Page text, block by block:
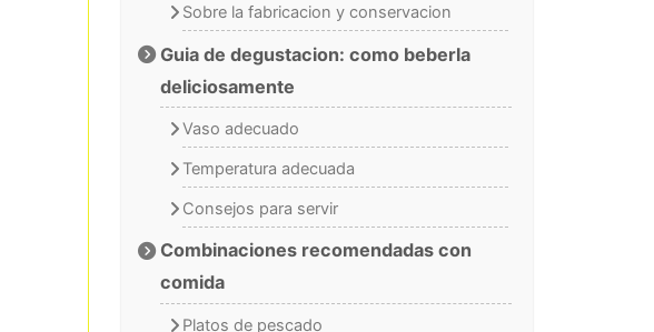
Sobre la fabricacion y conservacion
Guia de degustacion: como beberla
deliciosamente
Vaso adecuado
Temperatura adecuada
Consejos para servir
Combinaciones recomendadas con
comida
Platos de pescado